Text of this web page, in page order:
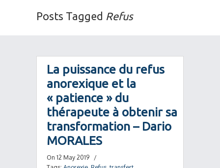
Posts Tagged Refus
La puissance du refus
anorexique et la
« patience » du
thérapeute à obtenir sa
transformation – Dario
MORALES
On 12 May 2019
/